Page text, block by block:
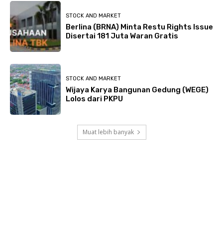
STOCK AND MARKET
Berlina (BRNA) Minta Restu Rights Issue
Disertai 181 Juta Waran Gratis
STOCK AND MARKET
Wijaya Karya Bangunan Gedung (WEGE)
Lolos dari PKPU
Muat lebih banyak